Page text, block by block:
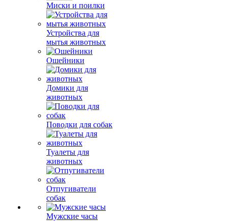
Миски и поилки
Устройства для
мытья животных
Ошейники
Домики для
животных
Поводки для собак
Туалеты для
животных
Отпугиватели
собак
Мужские часы